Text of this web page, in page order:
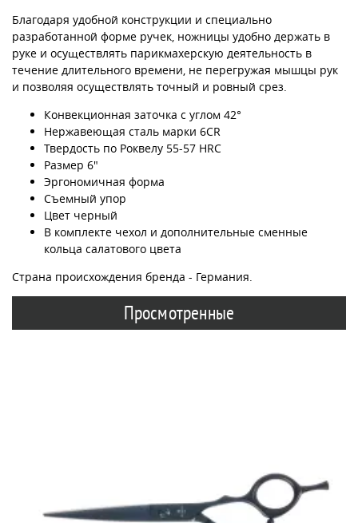
Благодаря удобной конструкции и специально
разработанной форме ручек, ножницы удобно держать в
руке и осуществлять парикмахерскую деятельность в
течение длительного времени, не перегружая мышцы рук
и позволяя осуществлять точный и ровный срез.
Конвекционная заточка с углом 42°
Нержавеющая сталь марки 6CR
Твердость по Роквелу 55-57 HRC
Размер 6"
Эргономичная форма
Съемный упор
Цвет черный
В комплекте чехол и дополнительные сменные
кольца салатового цвета
Страна происхождения бренда - Германия.
Просмотренные